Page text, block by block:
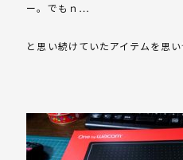
ー。でもｎ…
と思い続けていたアイテムを思い